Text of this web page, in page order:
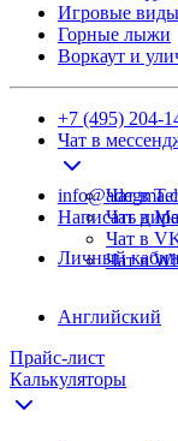
Игровые виды
Горные лыжи
Воркаут и
+7 (495) 204-
Чат в
Чат в
Чат в
Чат в
Чат в
Написать
Личный
Английский
Прайс-лист
Калькуляторы